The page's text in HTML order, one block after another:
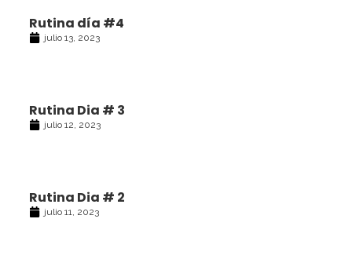
Rutina día #4
julio 13, 2023
Rutina Dia # 3
julio 12, 2023
Rutina Dia # 2
julio 11, 2023